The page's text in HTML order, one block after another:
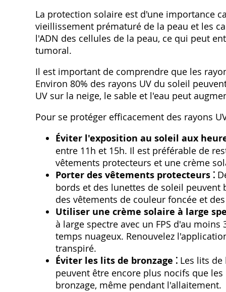
La protection solaire est d'une importance
vieillissement prématuré de la peau et les
l'ADN des cellules de la peau, ce qui peut
tumoral.
Il est important de comprendre que les
Environ 80% des rayons UV du soleil
UV sur la neige, le sable et l'eau peut
Pour se protéger efficacement des rayons
Éviter l'exposition au soleil aux
entre 11h et 15h. Il est préférable de
vêtements protecteurs et une crème
Porter des vêtements protecteurs ⁚
bords et des lunettes de soleil peuvent
des vêtements de couleur foncée et
Utiliser une crème solaire à large
à large spectre avec un FPS d'au
temps nuageux. Renouvelez
transpiré.
Éviter les lits de bronzage ⁚ Les lits
peuvent être encore plus nocifs que
bronzage, même pendant l'allaitement.